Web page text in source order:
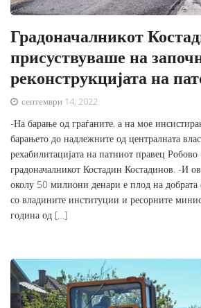
Градоначалникот
присуствуваше на
реконструкцијата на
септември 14, 2022
-На барање од граѓаните, а на мое
барањето до надлежните од централната
рехабилитацијата на патниот правец
градоначалникот Костадин Костадинов. -И
околу 50 милиони денари е плод на добрата
со владините институции и ресорните
година од […]